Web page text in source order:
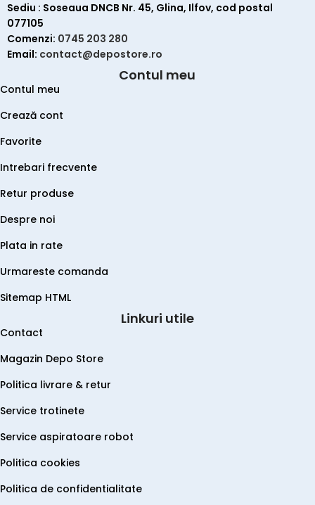
Sediu : Soseaua DNCB Nr. 45, Glina, Ilfov, cod postal
077105
Comenzi: 0745 203 280
Email: contact@depostore.ro
Contul meu
Contul meu
Crează cont
Favorite
Intrebari frecvente
Retur produse
Despre noi
Plata in rate
Urmareste comanda
Sitemap HTML
Linkuri utile
Contact
Magazin Depo Store
Politica livrare & retur
Service trotinete
Service aspiratoare robot
Politica cookies
Politica de confidentialitate